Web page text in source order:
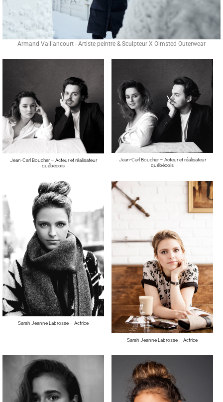
Armand Vaillancourt - Artiste peintre & Sculpteur X Olmsted Outerwear
Jean-Carl Boucher – Acteur et réalisateur
québécois
Jean-Carl Boucher – Acteur et réalisateur
québécois
Sarah-Jeanne Labrosse – Actrice
Sarah-Jeanne Labrosse – Actrice